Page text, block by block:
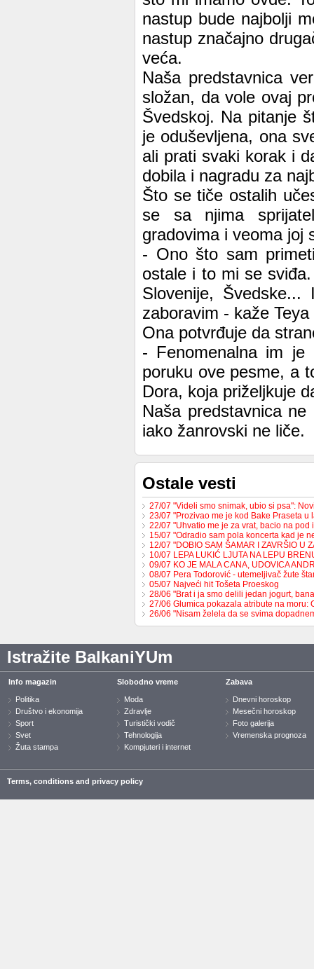
nastup bude najbolji
nastup značajno
veća.
Naša predstavnica
složan, da vole ovaj
Švedskoj. Na pitanje
je oduševljena, ona
ali prati svaki korak i
dobila i nagradu za
Što se tiče ostalih
se sa njima
gradovima i veoma joj
- Ono što sam
ostale i to mi se
Slovenije,
zaboravim - kaže Teya
Ona potvrđuje da
- Fenomenalna im je
poruku ove pesme, a
Dora, koja priželjkuje
Naša predstavnica
iako žanrovski ne liče.
Ostale vesti
27/07 "Videli smo snimak, ubio si psa":
23/07 "Prozivao me je kod Bake Praseta
22/07 "Uhvatio me je za vrat, bacio na
15/07 "Odradio sam pola koncerta kad je
12/07 "DOBIO SAM ŠAMAR I ZAVRŠIO U
10/07 LEPA LUKIĆ LJUTA NA LEPU
09/07 KO JE MALA CANA, UDOVICA
08/07 Pera Todorović - utemeljivač žute
05/07 Najveći hit Tošeta Proeskog
28/06 "Brat i ja smo delili jedan jogurt,
27/06 Glumica pokazala atribute na moru:
26/06 "Nisam želela da se svima
Istražite BalkaniYUm
Info magazin
Politika
Društvo i ekonomija
Sport
Svet
Žuta stampa
Slobodno vreme
Moda
Zdravlje
Turistički vodič
Tehnologija
Kompjuteri i internet
Zabava
Dnevni horoskop
Mesečni horoskop
Foto galerija
Vremenska prognoza
Terms, conditions and privacy policy